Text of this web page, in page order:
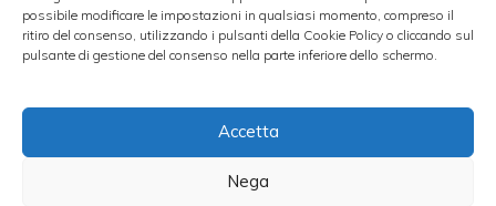
possibile modificare le impostazioni in qualsiasi momento, compreso il
ritiro del consenso, utilizzando i pulsanti della Cookie Policy o cliccando sul
pulsante di gestione del consenso nella parte inferiore dello schermo.
Accetta
Nega
durevoli. In tale contesto, infatti, secondo gli
analisti, Bombardier e Siemens riusciranno